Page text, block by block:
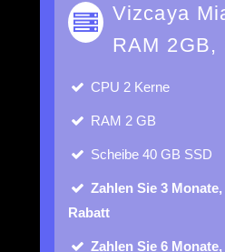
Vizcaya
RAM 2GB,
CPU 2 Kerne
RAM 2 GB
Scheibe 40 GB SSD
Zahlen Sie 3
Rabatt
Zahlen Sie 6